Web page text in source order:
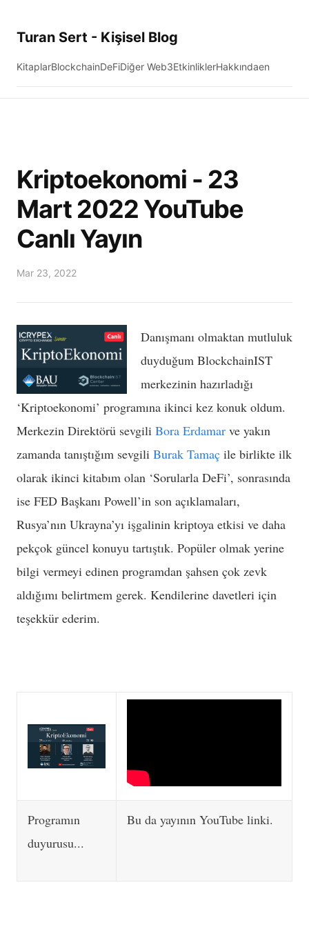
Turan Sert - Kişisel Blog
KitaplarBlockchainDeFiDiğer Web3EtkinliklerHakkındaen
Kriptoekonomi - 23
Mart 2022 YouTube
Canlı Yayın
Mar 23, 2022
Danışmanı olmaktan mutluluk
duyduğum BlockchainIST
merkezinin hazırladığı
‘Kriptoekonomi’ programına ikinci kez konuk oldum.
Merkezin Direktörü sevgili Bora Erdamar ve yakın
zamanda tanıştığım sevgili Burak Tamaç ile birlikte ilk
olarak ikinci kitabım olan ‘Sorularla DeFi’, sonrasında
ise FED Başkanı Powell’in son açıklamaları,
Rusya’nın Ukrayna’yı işgalinin kriptoya etkisi ve daha
pekçok güncel konuyu tartıştık. Popüler olmak yerine
bilgi vermeyi edinen programdan şahsen çok zevk
aldığımı belirtmem gerek. Kendilerine davetleri için
teşekkür ederim.
Programın
duyurusu...
Bu da yayının YouTube linki.